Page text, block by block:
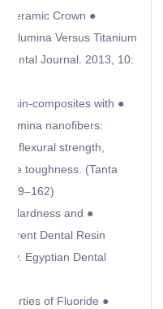
Ceramic Crown
Alumina Versus Titanium
Journal. 2013, 10:
resin‑composites with
nanofibers:
flexural strength,
toughness. (Tanta
Hardness and
Dental Resin
Egyptian Dental
of Fluoride